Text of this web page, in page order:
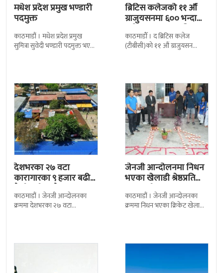
मधेश प्रदेश प्रमुख भण्डारी
पदमुक्त
काठमाडौं । मधेश प्रदेश प्रमुख
सुमित्रा सुवेदी भण्डारी पदमुक्त भएकी
ब्रिटिस कलेजको ११ औँ
ग्राजुयसनमा ६०० भन्दा
बढी ग्राजुयट सम्मानित
काठमाडौँ । द ब्रिटिस कलेज
(टीबीसी)को ११ औं ग्राजुयसन
देशभरका २७ वटा
कारागारका ९ हजार बढी
कैदीबन्दी अझै फरार
काठमाडौं । जेनजी आन्दोलनका
क्रममा देशभरका २७ वटा
जेनजी आन्दोलनमा निधन
भएका खेलाडी श्रेष्ठप्रति
श्रद्धाञ्जली
काठमाडौं । जेनजी आन्दोलनका
क्रममा निधन भएका क्रिकेट खेलाडी